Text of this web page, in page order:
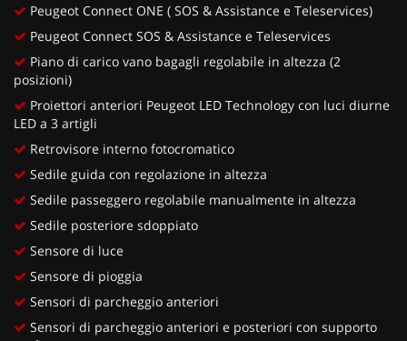
Peugeot Connect ONE ( SOS & Assistance e Teleservices)
Peugeot Connect SOS & Assistance e Teleservices
Piano di carico vano bagagli regolabile in altezza (2
posizioni)
Proiettori anteriori Peugeot LED Technology con luci diurne
LED a 3 artigli
Retrovisore interno fotocromatico
Sedile guida con regolazione in altezza
Sedile passeggero regolabile manualmente in altezza
Sedile posteriore sdoppiato
Sensore di luce
Sensore di pioggia
Sensori di parcheggio anteriori
Sensori di parcheggio anteriori e posteriori con supporto